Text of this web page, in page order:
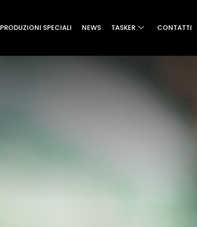
PRODUZIONI SPECIALI NEWS TASKER CONTATTI